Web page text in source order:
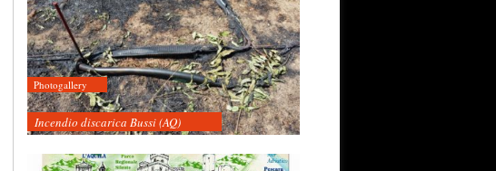
Photogallery
Incendio discarica Bussi (AQ)